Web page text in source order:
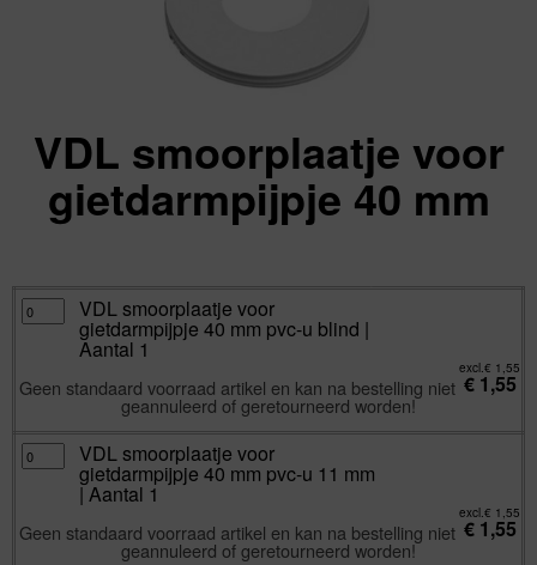
VDL smoorplaatje voor
gietdarmpijpje 40 mm
VDL
smoorplaatje
voor
gietdarmpijpje
pvc-
u
1
aantal
VDL smoorplaatje voor
gietdarmpijpje 40 mm pvc-u blind |
Aantal 1
excl.€ 1,55
€ 1,55
Geen standaard voorraad artikel en kan na bestelling niet
geannuleerd of geretourneerd worden!
VDL
smoorplaatje
voor
gietdarmpijpje
pvc-
u
VDL smoorplaatje voor
gietdarmpijpje 40 mm pvc-u 11 mm
| Aantal 1
excl.€ 1,55
€ 1,55
Geen standaard voorraad artikel en kan na bestelling niet
geannuleerd of geretourneerd worden!